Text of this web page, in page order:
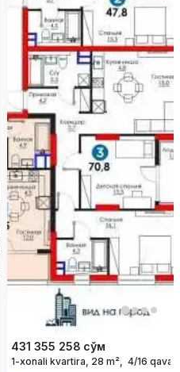
431 355 258 сўм
1-xonali kvartira, 28 m², 4/16 qavat